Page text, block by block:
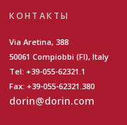
КОНТАКТЫ
Via Aretina, 388
50061 Compiobbi (FI), Italy
Tel: +39-055-62321.1
Fax: +39-055-62321.380
dorin@dorin.com